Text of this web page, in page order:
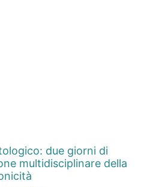
due giorni di
multidisciplinare della